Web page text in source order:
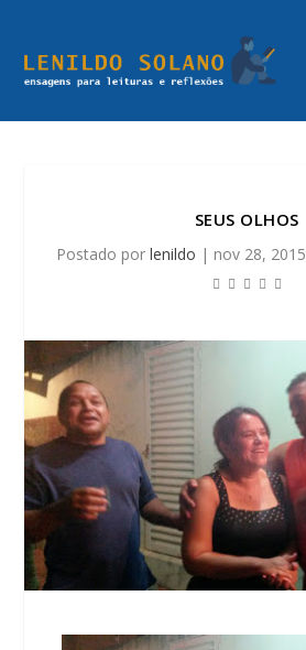
SEUS OLHOS
Postado por lenildo | nov 28, 2015